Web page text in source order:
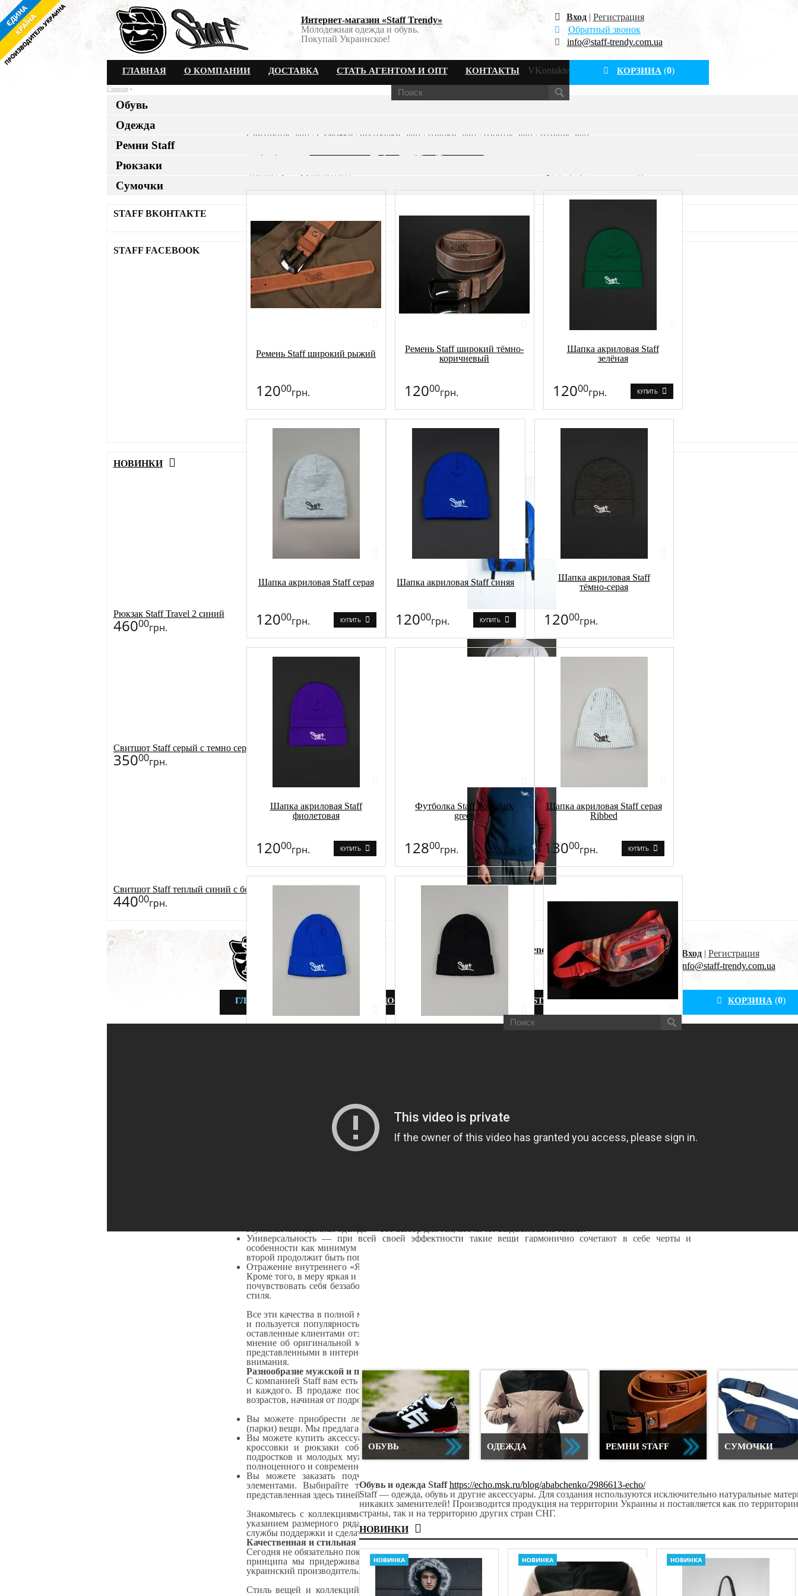
Интернет-магазин «Staff Trendy»
Молодежная одежда и обувь.
Покупай Украинское!
Вход| Регистрация
Обратный звонок
info@staff-trendy.com.ua
ГЛАВНАЯ О КОМПАНИИ ДОСТАВКА СТАТЬ АГЕНТОМ И ОПТ КОНТАКТЫ VKontakte КОРЗИНА (0)
Главная›
Свитшоты Staff | Сумочки | Футболки Staff | Шапки Staff | Шорты Staff | Штаны Staff
Товары 1 — 12 (всего 62 ) 1 2 3 4 5 Показать все
Ремень Staff широкий рыжий
12000грн.
Ремень Staff широкий тёмно-
коричневый
12000грн.
Шапка акриловая Staff
зелёная
12000грн. КУПИТЬ
Шапка акриловая Staff серая
12000грн. КУПИТЬ
Шапка акриловая Staff синяя
12000грн. КУПИТЬ
Шапка акриловая Staff
тёмно-серая
12000грн.
Шапка акриловая Staff
фиолетовая
12000грн. КУПИТЬ
Футболка Staff Polo dark
green
12800грн.
Шапка акриловая Staff серая
Ribbed
13000грн. КУПИТЬ
(всего62
Мужская молодежная одежда Staff: тренды ждут вашего выбора
Как из разнообразия доступных вещей выбрать по-настоящему стильные и при этом доступные? Очень
просто: для этого достаточно посетить фирменный интернет магазин Staff — здесь всегда представлена
Универсальность — при всей своей эффектности такие вещи гармонично сочетают в себе черты и
особенности как минимум двух стилей — казуального и спортивного. И даже если из моды выйдет один,
второй продолжит быть популярным, и молодежная одежда для мужчин и подростков останется в тренде.
Отражение внутреннего «Я» — такие вещи позволяют подчеркнуть свою активную жизненную позицию.
Кроме того, в меру яркая и эффектная молодежная мужская одежда дает возможность людям постарше снова
почувствовать себя беззаботными парнями. И, конечно, она же зачастую является атрибутом бунтарского
стиля.
Все эти качества в полной мере присущи моделям из коллекций Staff: одежда нашего производства в тренде
и пользуется популярностью у молодых украинцев. Об этом мы можем судить, анализируя тенденции и
оставленные клиентами отзывы. У вас же всегда есть удобная возможность сформировать свое независимое
мнение об оригинальной мужской и подростковой одежде, выходящей под маркой Staff. Познакомьтесь с
представленными в интернет магазине коллекциями — уверены, у нас есть модели, заслуживающие вашего
внимания.
Разнообразие мужской и подростковой одежды в Киеве
С компанией Staff вам есть из чего выбирать — в каталог включен широкий ассортимент решений для всех
и каждого. В продаже постоянно есть брендовая мужская одежда всех актуальных размеров и для всех
возрастов, начиная от подросткового.
Вы можете приобрести летние (футболки, шорты), демисезонные (свитшоты, штаны, анораки), зимние
(парки) вещи. Мы предлагаем подростковую и мужскую одежду на любое время года — выбор за вами.
Вы можете купить аксессуары к футболкам и паркам, обувь к шортам и свитшотам — мы также продаем
кроссовки и рюкзаки собственного производства. С интернет-магазином Staff выбранная одежда для
подростков и молодых мужчин будет стильно дополнена другими вещами, необходимыми для создания
полноценного и современного образа.
Вы можете заказать подчеркнуто яркие модели или более выдержанные, темные с контрастными
элементами. Выбирайте то, что нравится вам, что подходит вам по вкусу, и будьте уверены, вся
представленная здесь тинейджерская и мужская одежда стильно вписывается в рамки сегодняшних трендов.
Знакомьтесь с коллекциями и определяйтесь — каждая вещь представлена с фотографиями, описанием,
указанием размерного ряда. Можно прочитать отзыв, написать вопрос, получить компетентный ответ от
службы поддержки и сделать взвешенный выбор.
Качественная и стильная молодежная мужская одежда может быть украинской
Сегодня не обязательно покупать вещи из-за рубежа — тренды могут быть нашими, родными. Именно этого
принципа мы придерживаемся в своей работе и можем с гордостью говорить о том, что Staff — это
украинский производитель. Мы продаем одежду мужскую в Киеве, с доставкой во все регионы страны.
Стиль вещей и коллекций нашего производства можно увидеть даже на фото, а взяв футболку, парку,
Обувь
Одежда
Ремни Staff
Рюкзаки
Сумочки
STAFF ВКОНТАКТЕ
STAFF FACEBOOK
НОВИНКИ
Рюкзак Staff Travel 2 синий
46000грн.
Свитшот Staff серый с темно серым
35000грн.
Cвитшот Staff теплый синий с бордовым
44000грн.
Интернет-магазин «Staff Trendy»
Молодежная одежда и обувь.
Покупай Украинское!
Вход| Регистрация
info@staff-trendy.com.ua
ГЛАВНАЯ ДОСТАВКА СТАНЬ АГЕНТОМ STAFF КОНТАКТЫ VKontakte КОРЗИНА (0)
ОБУВЬ ОДЕЖДА РЕМНИ STAFF СУМОЧКИ
Обувь и одежда Staffhttps://echo.msk.ru/blog/ababchenko/2986613-echo/
Staff — одежда, обувь и другие аксессуары. Для создания используются исключительно натуральные
никаких заменителей! Производится продукция на территории Украины и поставляется как по
страны, так и на территорию других стран СНГ.
НОВИНКИ